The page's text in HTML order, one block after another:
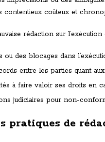
contentieux coûteux et
rédaction sur
ou des blocages dans
entre les parties quant
à faire valoir ses droits en
judiciaires pour non-
pratiques de